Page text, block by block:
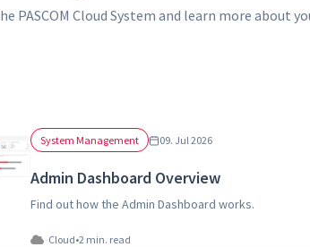
PASCOM Cloud System and learn more about
System Management 09. Jul 2026
Admin Dashboard Overview
Find out how the Admin Dashboard works.
Cloud•2 min. read